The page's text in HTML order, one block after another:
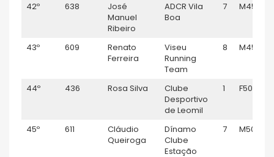
42º 638
José
Manuel
Ribeiro
ADCR Vila
Boa
7 M45
43º 609
Renato
Ferreira
Viseu
Running
Team
8 M45
44º 436 Rosa Silva
Clube
Desportivo
de Leomil
1 F50
45º 611
Cláudio
Queiroga
Dínamo
Clube
Estação
7 M50